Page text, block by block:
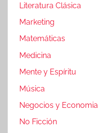
Literatura Clásica
Marketing
Matemáticas
Medicina
Mente y Espíritu
Música
Negocios y Economia
No Ficción